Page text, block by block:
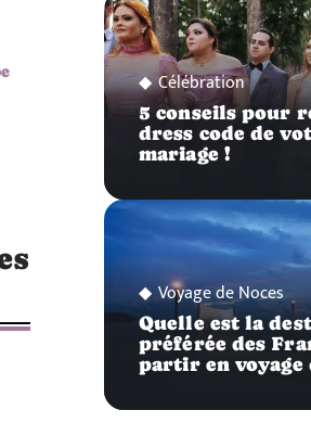
Célébration
5 conseils pour
dress code de
mariage !
Voyage de Noces
Quelle est la
préférée des
partir en voyage